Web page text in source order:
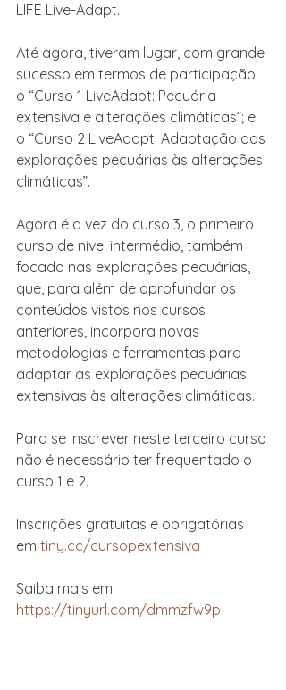
LIFE Live-Adapt.
Até agora, tiveram lugar, com grande
sucesso em termos de participação:
o “Curso 1 LiveAdapt: Pecuária
extensiva e alterações climáticas”; e
o “Curso 2 LiveAdapt: Adaptação das
explorações pecuárias às alterações
climáticas”.
Agora é a vez do curso 3, o primeiro
curso de nível intermédio, também
focado nas explorações pecuárias,
que, para além de aprofundar os
conteúdos vistos nos cursos
anteriores, incorpora novas
metodologias e ferramentas para
adaptar as explorações pecuárias
extensivas às alterações climáticas.
Para se inscrever neste terceiro curso
não é necessário ter frequentado o
curso 1 e 2.
Inscrições gratuitas e obrigatórias
em tiny.cc/cursopextensiva
Saiba mais em
https://tinyurl.com/dmmzfw9p